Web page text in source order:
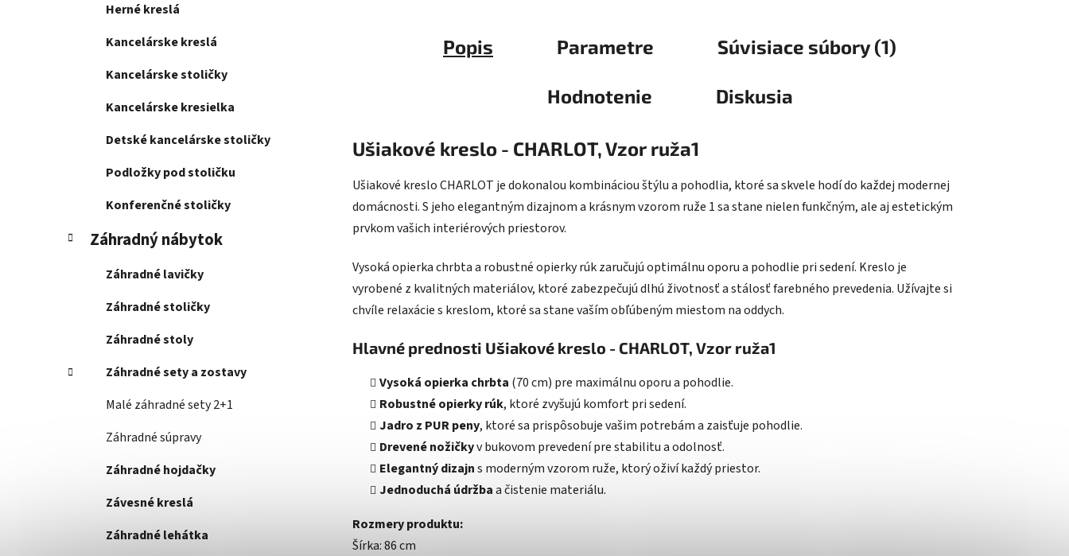
Herné kreslá
Kancelárske kreslá
Kancelárske stoličky
Kancelárske kresielka
Detské kancelárske stoličky
Podložky pod stoličku
Konferenčné stoličky
Záhradný nábytok
Záhradné lavičky
Záhradné stoličky
Záhradné stoly
Záhradné sety a zostavy
Malé záhradné sety 2+1
Záhradné súpravy
Záhradné hojdačky
Závesné kreslá
Záhradné lehátka
Popis Parametre Súvisiace súbory (1)
Hodnotenie Diskusia
Ušiakové kreslo - CHARLOT, Vzor ruža1
Ušiakové kreslo CHARLOT je dokonalou kombináciou štýlu a pohodlia, ktoré sa skvele hodí do každej modernej
domácnosti. S jeho elegantným dizajnom a krásnym vzorom ruže 1 sa stane nielen funkčným, ale aj estetickým
prvkom vašich interiérových priestorov.
Vysoká opierka chrbta a robustné opierky rúk zaručujú optimálnu oporu a pohodlie pri sedení. Kreslo je
vyrobené z kvalitných materiálov, ktoré zabezpečujú dlhú životnosť a stálosť farebného prevedenia. Užívajte si
chvíle relaxácie s kreslom, ktoré sa stane vaším obľúbeným miestom na oddych.
Hlavné prednosti Ušiakové kreslo - CHARLOT, Vzor ruža1
Vysoká opierka chrbta (70 cm) pre maximálnu oporu a pohodlie.
Robustné opierky rúk, ktoré zvyšujú komfort pri sedení.
Jadro z PUR peny, ktoré sa prispôsobuje vašim potrebám a zaisťuje pohodlie.
Drevené nožičkyv bukovom prevedení pre stabilitu a odolnosť.
Elegantný dizajns moderným vzorom ruže, ktorý oživí každý priestor.
Jednoduchá údržbaa čistenie materiálu.
Rozmery produktu:
Šírka: 86 cm